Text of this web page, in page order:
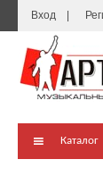
Вход
Каталог